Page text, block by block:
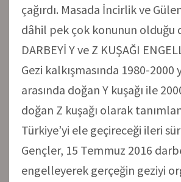
çağırdı. Masada İncirlik ve
dâhil pek çok konunun olduğu
DARBEYİ Y ve Z KUŞAĞI
Gezi kalkışmasında 1980-2000
arasında doğan Y kuşağı ile
doğan Z kuşağı olarak
Türkiye’yi ele geçireceği ileri
Gençler, 15 Temmuz 2016
engelleyerek gerçeğin geziyi